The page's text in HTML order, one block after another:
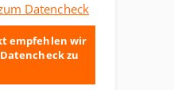
Datencheck
empfehlen wir
zu